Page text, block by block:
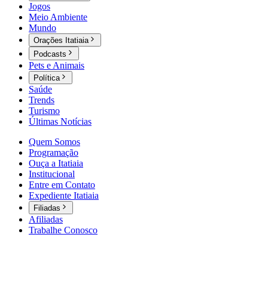
Jogos
Meio Ambiente
Mundo
Orações Itatiaia
Podcasts
Pets e Animais
Política
Saúde
Trends
Turismo
Últimas Notícias
Quem Somos
Programação
Ouça a Itatiaia
Institucional
Entre em Contato
Expediente Itatiaia
Filiadas
Afiliadas
Trabalhe Conosco